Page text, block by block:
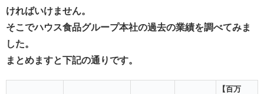
ければいけません。
そこでハウス食品グループ本社の過去の業績を調べてみま
した。
まとめますと下記の通りです。
【百万